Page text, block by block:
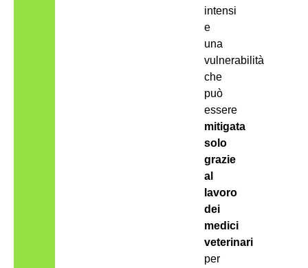
intensi
e
una
vulnerabilità
che
può
essere
mitigata
solo
grazie
al
lavoro
dei
medici
veterinari
per